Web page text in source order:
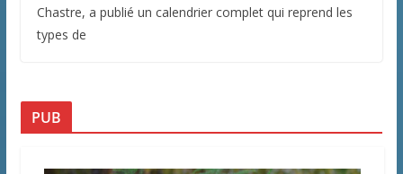
Chastre, a publié un calendrier complet qui reprend les
types de
PUB